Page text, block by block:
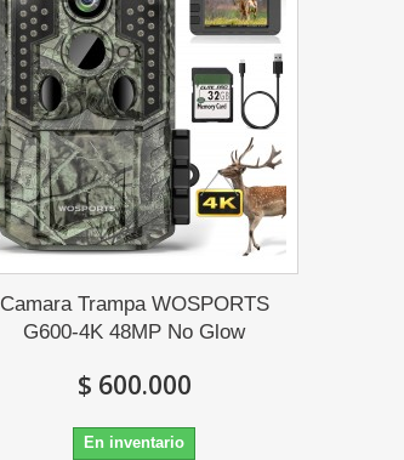
Camara Trampa WOSPORTS
G600-4K 48MP No Glow
$ 600.000
En inventario